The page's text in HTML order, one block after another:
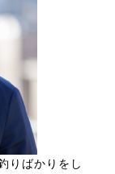
りばかりをし